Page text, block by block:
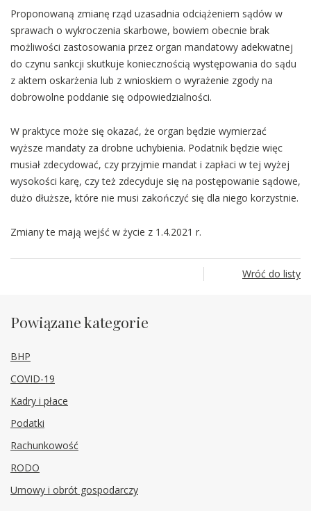
Proponowaną zmianę rząd uzasadnia odciążeniem sądów w
sprawach o wykroczenia skarbowe, bowiem obecnie brak
możliwości zastosowania przez organ mandatowy adekwatnej
do czynu sankcji skutkuje koniecznością występowania do sądu
z aktem oskarżenia lub z wnioskiem o wyrażenie zgody na
dobrowolne poddanie się odpowiedzialności.
W praktyce może się okazać, że organ będzie wymierzać
wyższe mandaty za drobne uchybienia. Podatnik będzie więc
musiał zdecydować, czy przyjmie mandat i zapłaci w tej wyżej
wysokości karę, czy też zdecyduje się na postępowanie sądowe,
dużo dłuższe, które nie musi zakończyć się dla niego korzystnie.
Zmiany te mają wejść w życie z 1.4.2021 r.
Wróć do listy
Powiązane kategorie
BHP
COVID-19
Kadry i płace
Podatki
Rachunkowość
RODO
Umowy i obrót gospodarczy